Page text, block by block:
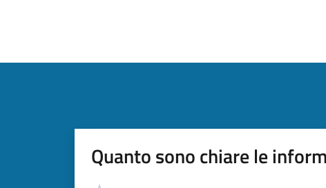
Quanto sono chiare le